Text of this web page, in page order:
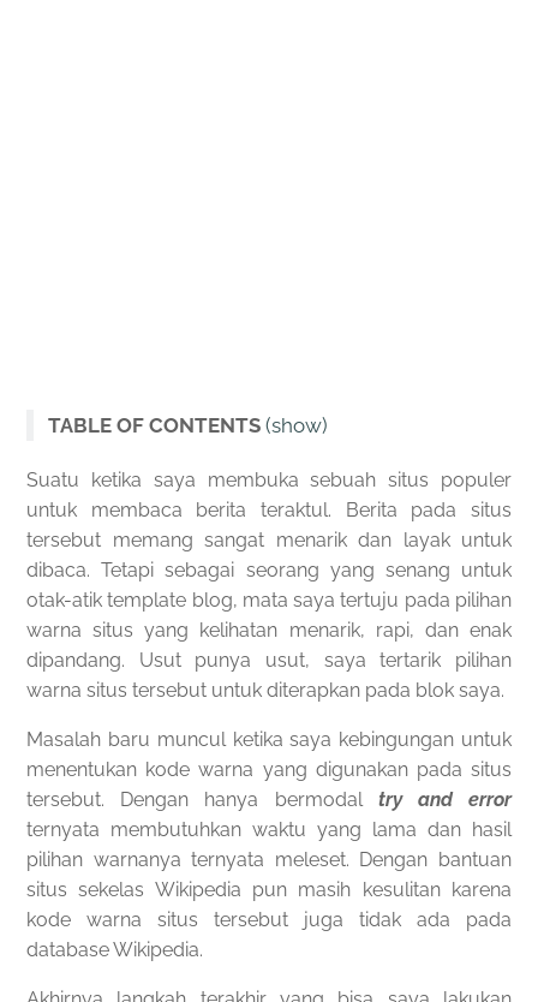
TABLE OF CONTENTS (show)
Suatu ketika saya membuka sebuah situs populer
untuk membaca berita teraktul. Berita pada situs
tersebut memang sangat menarik dan layak untuk
dibaca. Tetapi sebagai seorang yang senang untuk
otak-atik template blog, mata saya tertuju pada pilihan
warna situs yang kelihatan menarik, rapi, dan enak
dipandang. Usut punya usut, saya tertarik pilihan
warna situs tersebut untuk diterapkan pada blok saya.
Masalah baru muncul ketika saya kebingungan untuk
menentukan kode warna yang digunakan pada situs
tersebut. Dengan hanya bermodal try and error
ternyata membutuhkan waktu yang lama dan hasil
pilihan warnanya ternyata meleset. Dengan bantuan
situs sekelas Wikipedia pun masih kesulitan karena
kode warna situs tersebut juga tidak ada pada
database Wikipedia.